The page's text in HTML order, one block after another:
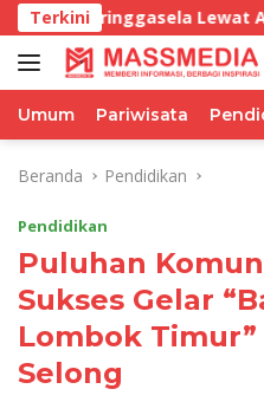
Langsung
ke
konten
Terkini
Lewat AMX 2026
Umum Pariwisata
Beranda Pendidikan
Pendidikan
Puluhan
Sukses Gelar
Lombok
Selong